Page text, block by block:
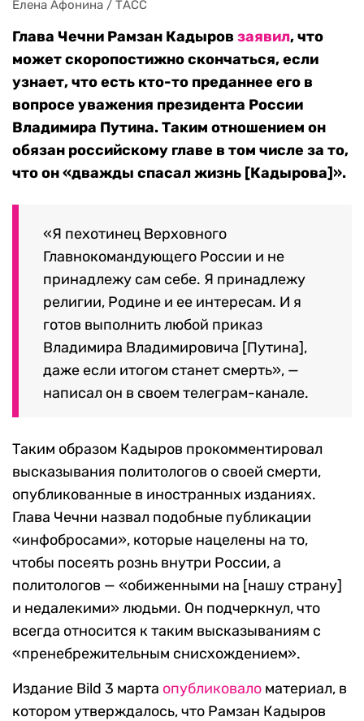
Елена Афонина / ТАСС
Глава Чечни Рамзан Кадыров заявил, что
может скоропостижно скончаться, если
узнает, что есть кто-то преданнее его в
вопросе уважения президента России
Владимира Путина. Таким отношением он
обязан российскому главе в том числе за то,
что он «дважды спасал жизнь [Кадырова]».
«Я пехотинец Верховного
Главнокомандующего России и не
принадлежу сам себе. Я принадлежу
религии, Родине и ее интересам. И я
готов выполнить любой приказ
Владимира Владимировича [Путина],
даже если итогом станет смерть», —
написал он в своем телеграм-канале.
Таким образом Кадыров прокомментировал
высказывания политологов о своей смерти,
опубликованные в иностранных изданиях.
Глава Чечни назвал подобные публикации
«инфобросами», которые нацелены на то,
чтобы посеять рознь внутри России, а
политологов — «обиженными на [нашу страну]
и недалекими» людьми. Он подчеркнул, что
всегда относится к таким высказываниям с
«пренебрежительным снисхождением».
Издание Bild 3 марта опубликовало материал, в
котором утверждалось, что Рамзан Кадыров